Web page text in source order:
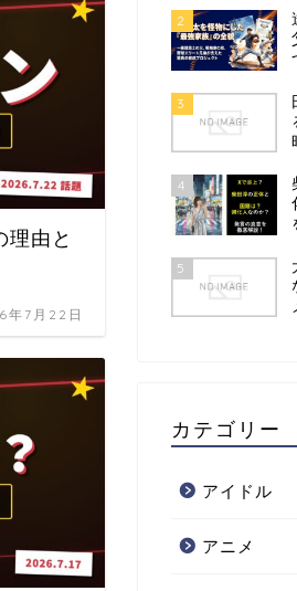
理由と
年7月22日
2
3
4
5
カテゴリー
アイドル
アニメ